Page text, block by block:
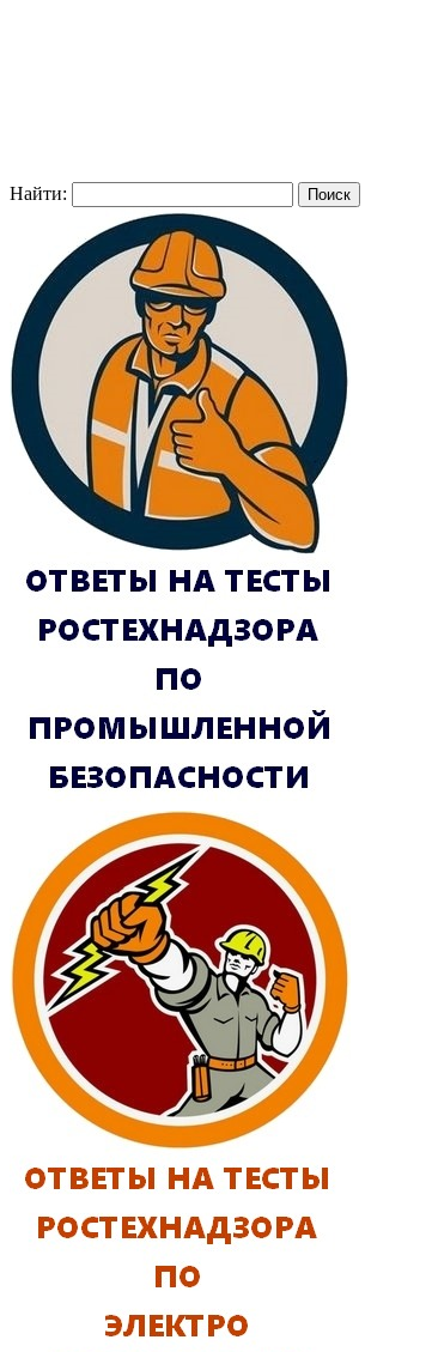
Найти: